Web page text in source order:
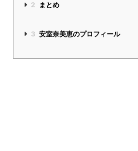
2 まとめ
3 安室奈美恵のプロフィール